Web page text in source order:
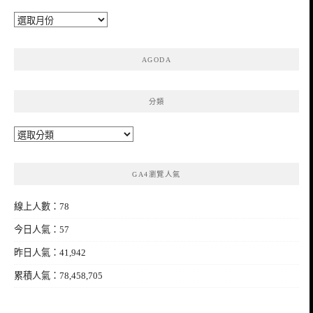
彙
AGODA
分類
分
GA4瀏覽人氣
線上人數：78
今日人氣：57
昨日人氣：41,942
累積人氣：78,458,705